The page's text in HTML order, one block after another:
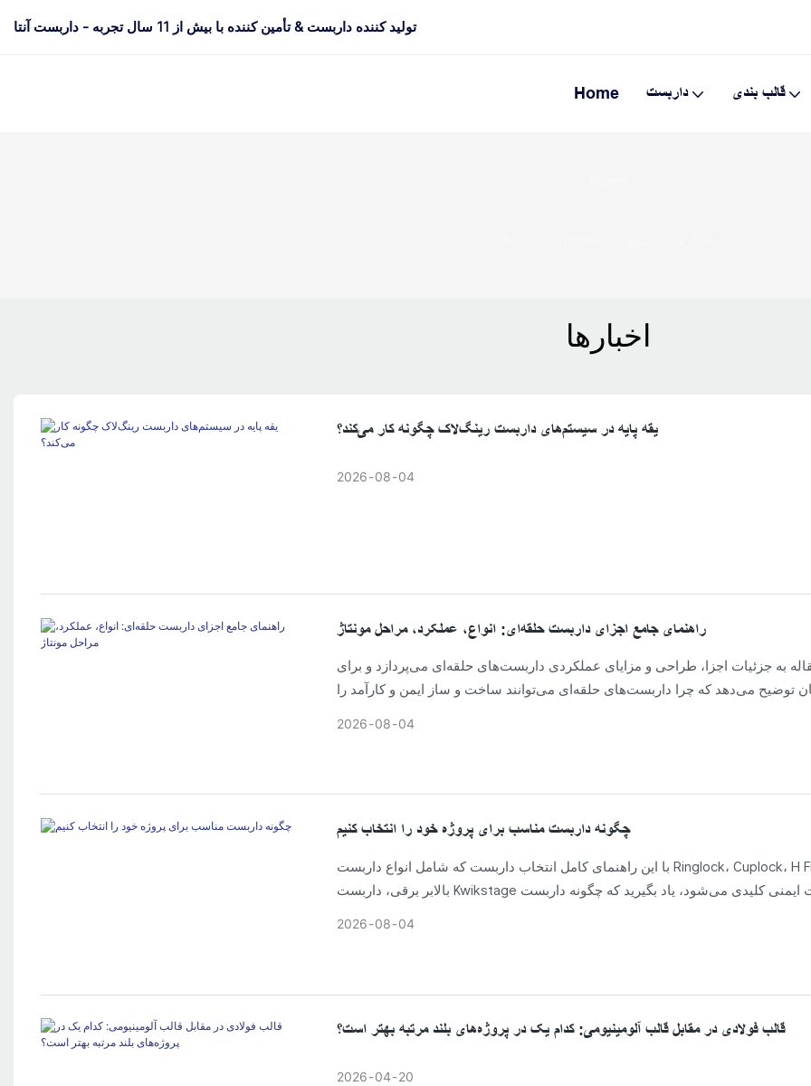
تولید کننده داربست & تأمین کننده با بیش از 11 سال تجربه - داربست آنتا
Home داربست قالب بندی
اخبارها
یقه پایه در سیستم‌های داربست رینگ‌لاک چگونه کار می‌کند؟
2026 08 04
راهنمای جامع اجزای داربست حلقه‌ای: انواع، عملکرد، مراحل مونتاژ
به جزئیات اجزا، طراحی و مزایای عملکردی داربست‌های حلقه‌ای می‌پردازد و برای
توضیح می‌دهد که چرا داربست‌های حلقه‌ای می‌توانند ساخت و ساز ایمن و کارآمد را
2026 08 04
چگونه داربست مناسب برای پروژه خود را انتخاب کنیم
با این راهنمای کامل انتخاب داربست که شامل انواع داربست Ringlock، Cuplock، H Frame،
بالابر برقی، داربست Kwikstage و نکات ایمنی کلیدی می‌شود، یاد بگیرید که چگونه داربست
2026 08 04
قالب فولادی در مقابل قالب آلومینیومی: کدام یک در پروژه‌های بلند مرتبه بهتر است؟
2026 04 20